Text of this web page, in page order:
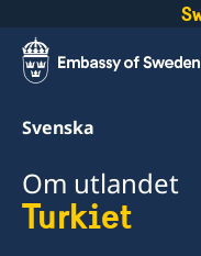
Svenska
Om utlandet
Turkiet